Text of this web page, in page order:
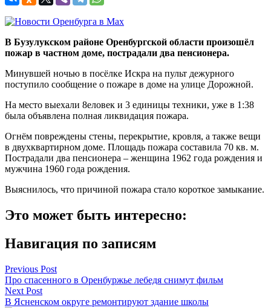
В Бузулукском районе Оренбургской области произошёл
пожар в частном доме, пострадали два пенсионера.
Минувшей ночью в посёлке Искра на пульт дежурного
поступило сообщение о пожаре в доме на улице Дорожной.
На место выехали 8еловек и 3 единицы техники, уже в 1:38
была объявлена полная ликвидация пожара.
Огнём повреждены стены, перекрытие, кровля, а также вещи
в двухквартирном доме. Площадь пожара составила 70 кв. м.
Пострадали два пенсионера – женщина 1962 года рождения и
мужчина 1960 года рождения.
Выяснилось, что причиной пожара стало короткое замыкание.
Это может быть интересно:
Навигация по записям
Previous Post
Про спасенного в Оренбуржье лебедя снимут фильм
Next Post
В Ясненском округе ремонтируют здание школы